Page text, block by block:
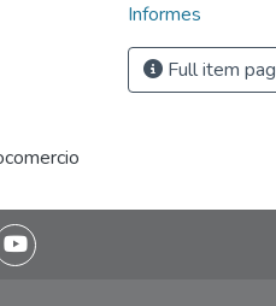
Informes
Full item